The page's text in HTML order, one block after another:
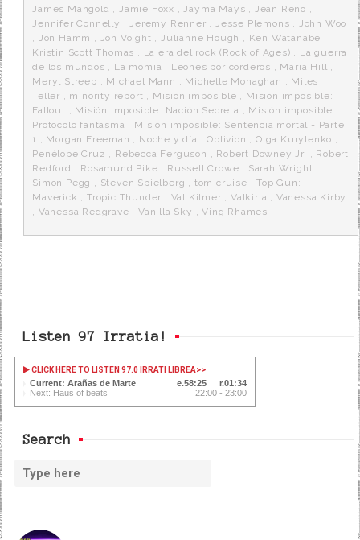
James Mangold ,Jamie Foxx ,Jayma Mays , Jean Reno ,
Jennifer Connelly ,Jeremy Renner ,Jesse Plemons , John Woo
, Jon Hamm , Jon Voight ,Julianne Hough , Ken Watanabe ,
Kristin Scott Thomas , La era del rock (Rock of Ages) , La guerra
de los mundos , La momia , Leones por corderos , Maria Hill ,
Meryl Streep , Michael Mann , Michelle Monaghan , Miles
Teller , minority report , Misión imposible , Misión imposible:
Fallout , Misión Imposible: Nación Secreta , Misión imposible:
Protocolo fantasma , Misión imposible: Sentencia mortal - Parte
1 , Morgan Freeman , Noche y día ,Oblivion ,Olga Kurylenko ,
Penélope Cruz , Rebecca Ferguson , Robert Downey Jr. , Robert
Redford , Rosamund Pike , Russell Crowe , Sarah Wright ,
Simon Pegg , Steven Spielberg , tom cruise ,Top Gun:
Maverick ,Tropic Thunder , Val Kilmer ,Valkiria , Vanessa Kirby
, Vanessa Redgrave ,Vanilla Sky ,Ving Rhames
Listen 97 Irratia!
CLICK HERE TO LISTEN 97.0 IRRATI LIBREA>>
Current: Arañas de Marte 58:25
01:34
Next: Haus of beats
22:00 - 23:00
Search